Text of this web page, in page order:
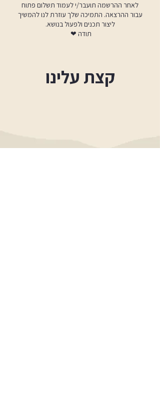
לאחר ההרשמה תועבר/י לעמוד תשלום פתוח
עבור ההרצאה. התמיכה שלך עוזרת לנו להמשיך
ליצור תכנים ולפעול בנושא.
תודה ❤
קצת עלינו